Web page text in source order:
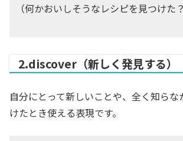
（何かおいしそうなレシピを見つけた？
2.discover（新しく発見する）
自分にとって新しいことや、全く知ら
けたとき使える表現です。